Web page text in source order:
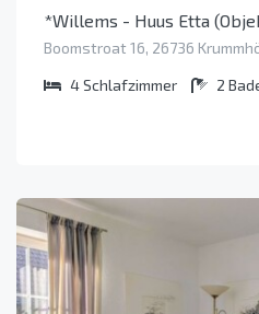
*Willems - Huus Etta
Boomstroat 16, 26736
4Schlafzimmer 2